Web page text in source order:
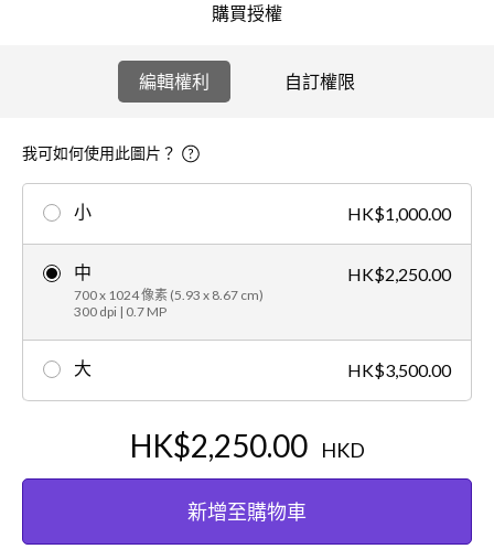
購買授權
編輯權利 自訂權限
我可如何使用此圖片？
小 HK$1,000.00
中
700 x 1024 像素 (5.93 x 8.67 cm)
300 dpi | 0.7 MP
HK$2,250.00
大 HK$3,500.00
HK$2,250.00 HKD
新增至購物車